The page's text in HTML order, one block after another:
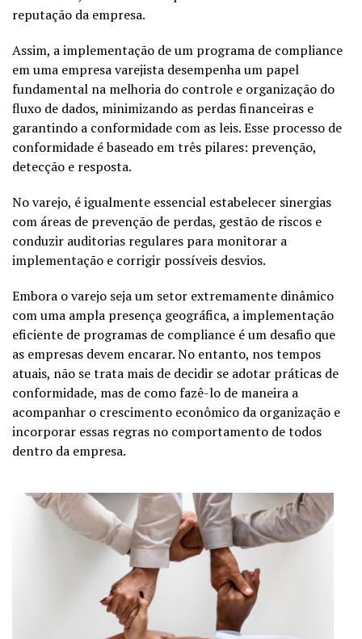
reputação da empresa.
Assim, a implementação de um programa de compliance
em uma empresa varejista desempenha um papel
fundamental na melhoria do controle e organização do
fluxo de dados, minimizando as perdas financeiras e
garantindo a conformidade com as leis. Esse processo de
conformidade é baseado em três pilares: prevenção,
detecção e resposta.
No varejo, é igualmente essencial estabelecer sinergias
com áreas de prevenção de perdas, gestão de riscos e
conduzir auditorias regulares para monitorar a
implementação e corrigir possíveis desvios.
Embora o varejo seja um setor extremamente dinâmico
com uma ampla presença geográfica, a implementação
eficiente de programas de compliance é um desafio que
as empresas devem encarar. No entanto, nos tempos
atuais, não se trata mais de decidir se adotar práticas de
conformidade, mas de como fazê-lo de maneira a
acompanhar o crescimento econômico da organização e
incorporar essas regras no comportamento de todos
dentro da empresa.